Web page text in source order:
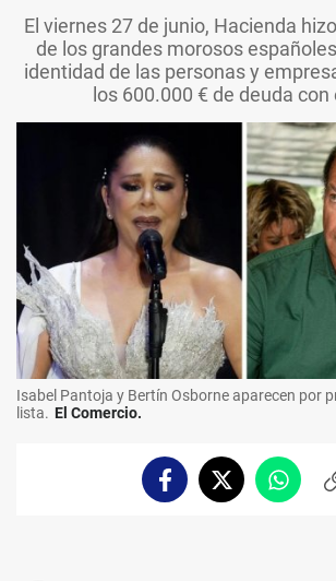
El viernes 27 de junio, Hacienda
de los grandes morosos
identidad de las personas y
los 600.000 € de deuda con
Isabel Pantoja y Bertín Osborne aparecen por
lista. El Comercio.
FacebookTwitter